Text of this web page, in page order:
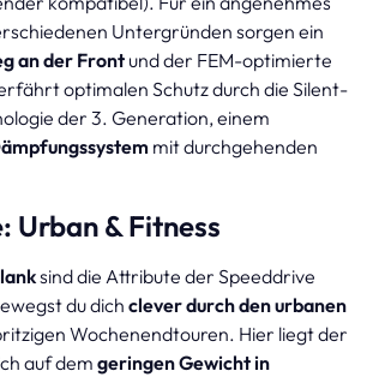
Untergründen sorgen ein
an der Front und der FEM-optimierte
optimalen Schutz durch die Silent-
der 3. Generation, einem
mit durchgehenden
Urban & Fitness
sind die Attribute der Speeddrive
du dich clever durch den urbanen
Wochenendtouren. Hier liegt der
auf dem geringen Gewicht in